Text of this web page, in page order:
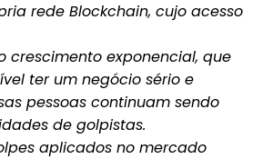
rede Blockchain, cujo acesso
crescimento exponencial, que
ter um negócio sério e
pessoas continuam sendo
de golpistas.
aplicados no mercado